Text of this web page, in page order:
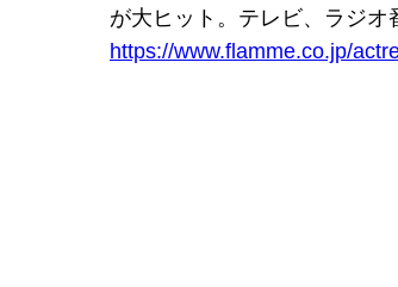
が大ヒット。テレビ、ラジオ
https://www.flamme.co.jp/